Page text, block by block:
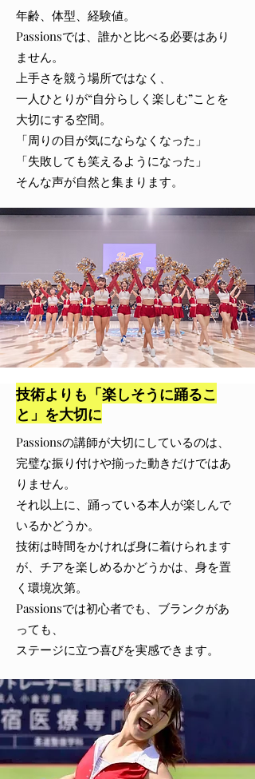
年齢、体型、経験値。
Passionsでは、誰かと比べる必要はあり
ません。
上手さを競う場所ではなく、
一人ひとりが“自分らしく楽しむ”ことを
大切にする空間。
「周りの目が気にならなくなった」
「失敗しても笑えるようになった」
そんな声が自然と集まります。
技術よりも「楽しそうに踊るこ
と」を大切に
Passionsの講師が大切にしているのは、
完璧な振り付けや揃った動きだけではあ
りません。
それ以上に、踊っている本人が楽しんで
いるかどうか。
​技術は時間をかければ身に着けられます
が、チアを楽しめるかどうかは、身を置
く環境次第。
Passionsでは初心者でも、ブランクがあ
っても、
ステージに立つ喜びを実感できます。